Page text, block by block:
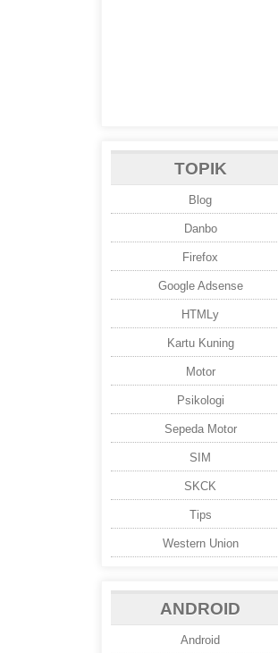
TOPIK
Blog
Danbo
Firefox
Google Adsense
HTMLy
Kartu Kuning
Motor
Psikologi
Sepeda Motor
SIM
SKCK
Tips
Western Union
ANDROID
Android